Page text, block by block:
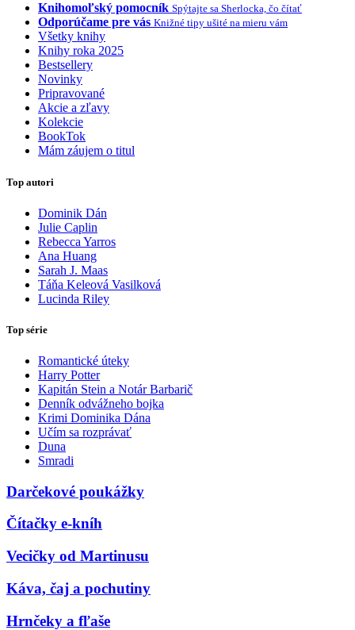
Knihomoľský pomocník Spýtajte sa Sherlocka, čo čítať
Odporúčame pre vás Knižné tipy ušité na mieru vám
Všetky knihy
Knihy roka 2025
Bestsellery
Novinky
Pripravované
Akcie a zľavy
Kolekcie
BookTok
Mám záujem o titul
Top autori
Dominik Dán
Julie Caplin
Rebecca Yarros
Ana Huang
Sarah J. Maas
Táňa Keleová Vasilková
Lucinda Riley
Top série
Romantické úteky
Harry Potter
Kapitán Stein a Notár Barbarič
Denník odvážneho bojka
Krimi Dominika Dána
Učím sa rozprávať
Duna
Smradi
Darčekové poukážky
Čítačky e-kníh
Vecičky od Martinusu
Káva, čaj a pochutiny
Hrnčeky a fľaše